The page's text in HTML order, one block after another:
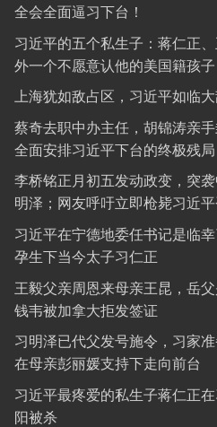
全会全面逼习下台！
习近平的五个私生子：蒋仁正
外一个不愿意认他的美国籍孩子
上海犹如敌占区，习近平如临
蔡奇去职中办主任，胡锦涛亲
全面安排习近平下台的终极残局
李桥铭正月初五发动政变，突
明泽；网友呼吁立即枪毙习近
习近平在宁德地委任书记是临
孕生下当今太子习仁正
王毅父亲周恩来母亲王昆，岳
钱韦被加拿大拒发签证
习明泽已代父发号施令，习家
在母亲彭丽媛支持下走向前台
习近平最疼爱的私生子蒋仁正
阳被杀